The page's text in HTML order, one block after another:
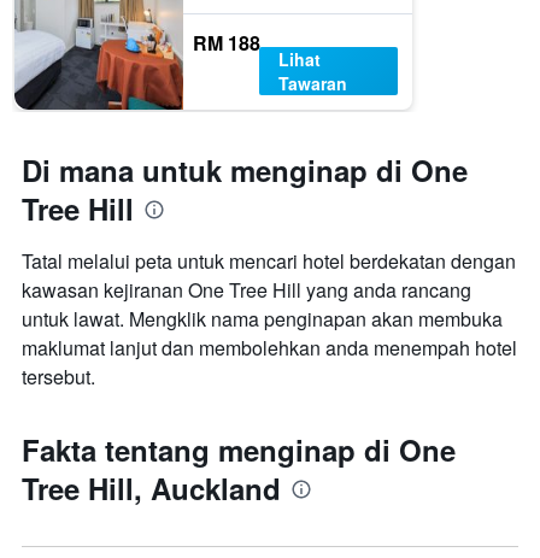
RM 188
Lihat
Tawaran
Di mana untuk menginap di One
Tree Hill
Tatal melalui peta untuk mencari hotel berdekatan dengan
kawasan kejiranan One Tree Hill yang anda rancang
untuk lawat. Mengklik nama penginapan akan membuka
maklumat lanjut dan membolehkan anda menempah hotel
tersebut.
Fakta tentang menginap di One
Tree Hill, Auckland